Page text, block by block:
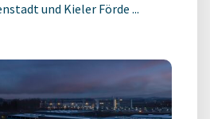
und Kieler Förde ...